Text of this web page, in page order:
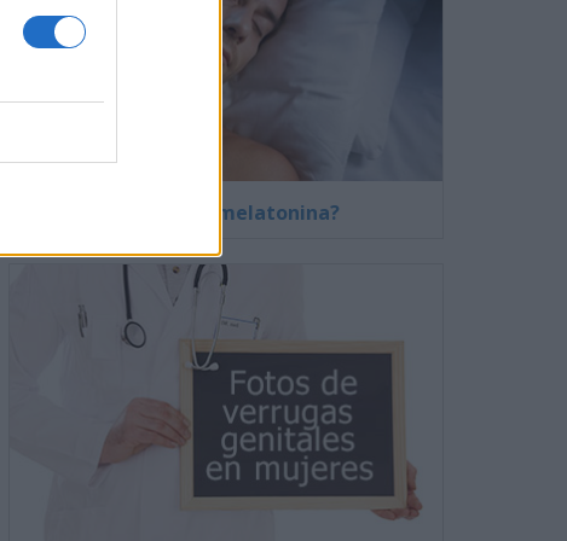
¿Qué es la melatonina?